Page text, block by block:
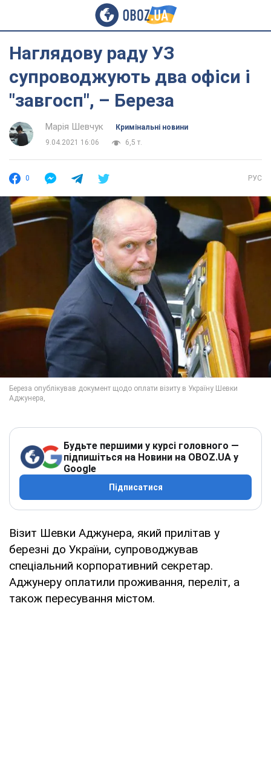
Наглядову раду УЗ
супроводжують два офіси і
"завгосп", – Береза
Марія Шевчук
Кримінальні новини
9.04.2021 16:06
6,5 т.
0 РУС
Будьте першими у курсі головного —
підпишіться на Новини на OBOZ.UA у
Google
Підписатися
Візит Шевки Аджунера, який прилітав у
березні до України, супроводжував
спеціальний корпоративний секретар.
Аджунеру оплатили проживання, переліт, а
також пересування містом.